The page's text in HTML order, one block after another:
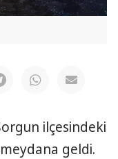
ilçesindeki
geldi.